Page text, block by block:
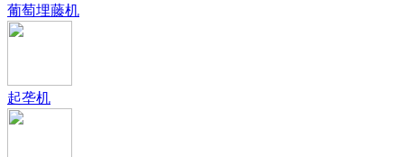
葡萄埋藤机
起垄机